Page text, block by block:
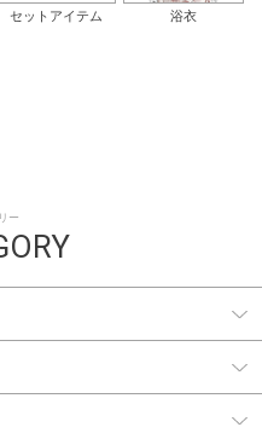
セットアイテム 浴衣
ー